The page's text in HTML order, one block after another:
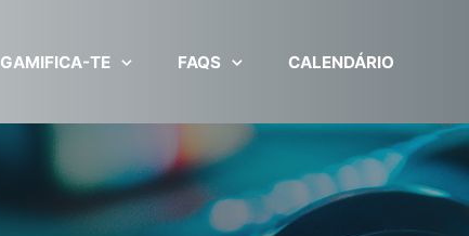
GAMIFICA-TE FAQS CALENDÁRIO